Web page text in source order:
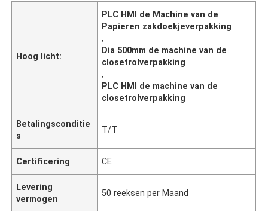
Hoog licht:
PLC HMI de Machine van de
Papieren zakdoekjeverpakking
,
Dia 500mm de machine van de
closetrolverpakking
,
PLC HMI de machine van de
closetrolverpakking
Betalingsconditie
s
T/T
Certificering CE
Levering
vermogen
50 reeksen per Maand